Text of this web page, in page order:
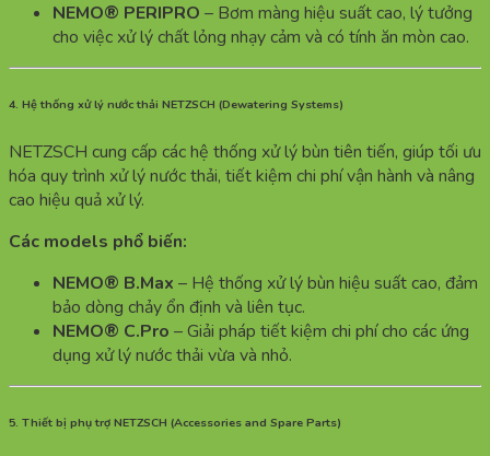
NEMO® PERIPRO – Bơm màng hiệu suất cao, lý tưởng
cho việc xử lý chất lỏng nhạy cảm và có tính ăn mòn cao.
4. Hệ thống xử lý nước thải NETZSCH (Dewatering Systems)
NETZSCH cung cấp các hệ thống xử lý bùn tiên tiến, giúp tối ưu
hóa quy trình xử lý nước thải, tiết kiệm chi phí vận hành và nâng
cao hiệu quả xử lý.
Các models phổ biến:
NEMO® B.Max – Hệ thống xử lý bùn hiệu suất cao, đảm
bảo dòng chảy ổn định và liên tục.
NEMO® C.Pro – Giải pháp tiết kiệm chi phí cho các ứng
dụng xử lý nước thải vừa và nhỏ.
5. Thiết bị phụ trợ NETZSCH (Accessories and Spare Parts)